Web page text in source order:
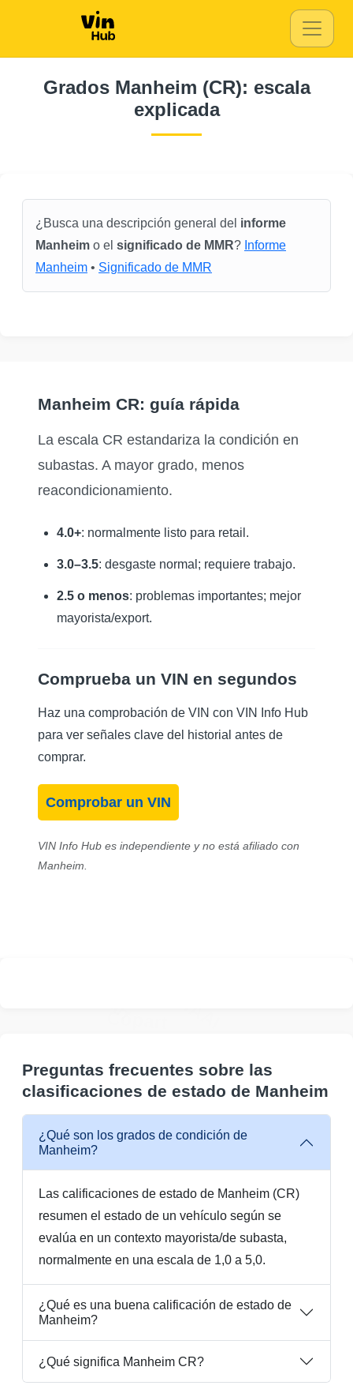
Autocheck Copart
Copart
Copart
Copart
Manheim
Copart
IAAI
IAAI
Copart
Autocheck
Autocheck
Autocheck
Manheim
Manheim
Manheim
IAAI
IAAI
IAAI
IAAI
IAAI Autocheck Copart
Copart
Copart
Manheim
Copart
Grados Manheim (CR): escala
explicada
¿Busca una descripción general del informe
Manheim o el significado de MMR? Informe
Manheim • Significado de MMR
Manheim CR: guía rápida
La escala CR estandariza la condición en
subastas. A mayor grado, menos
reacondicionamiento.
4.0+: normalmente listo para retail.
3.0–3.5: desgaste normal; requiere trabajo.
2.5 o menos: problemas importantes; mejor
mayorista/export.
Comprueba un VIN en segundos
Haz una comprobación de VIN con VIN Info Hub
para ver señales clave del historial antes de
comprar.
Comprobar un VIN
VIN Info Hub es independiente y no está afiliado con
Manheim.
Preguntas frecuentes sobre las
clasificaciones de estado de Manheim
¿Qué son los grados de condición de
Manheim?
Las calificaciones de estado de Manheim (CR)
resumen el estado de un vehículo según se
evalúa en un contexto mayorista/de subasta,
normalmente en una escala de 1,0 a 5,0.
¿Qué es una buena calificación de estado de
Manheim?
¿Qué significa Manheim CR?